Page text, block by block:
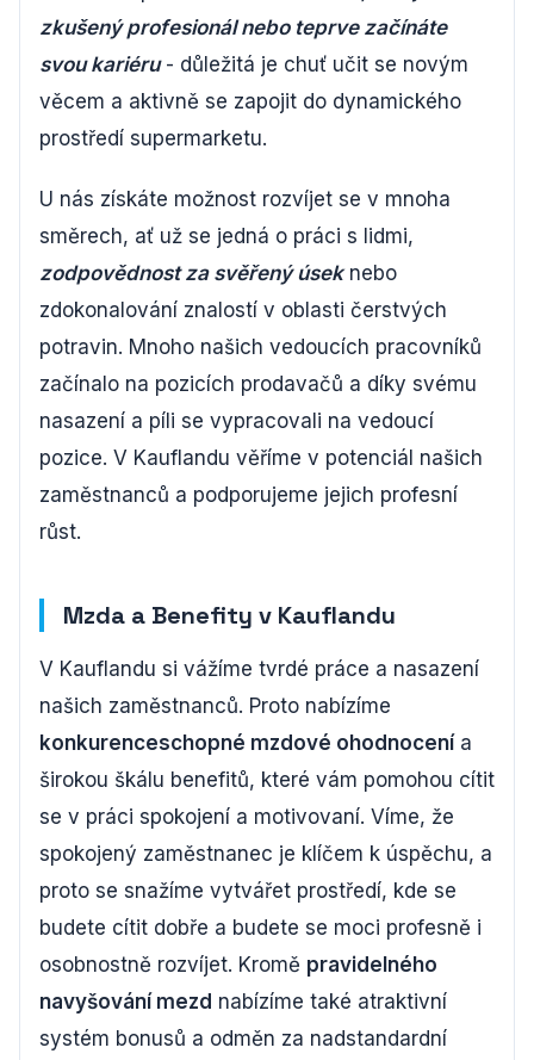
zkušený profesionál nebo teprve začínáte
svou kariéru- důležitá je chuť učit se novým
věcem a aktivně se zapojit do dynamického
prostředí supermarketu.
U nás získáte možnost rozvíjet se v mnoha
směrech, ať už se jedná o práci s lidmi,
zodpovědnost za svěřený úseknebo
zdokonalování znalostí v oblasti čerstvých
potravin. Mnoho našich vedoucích pracovníků
začínalo na pozicích prodavačů a díky svému
nasazení a píli se vypracovali na vedoucí
pozice. V Kauflandu věříme v potenciál našich
zaměstnanců a podporujeme jejich profesní
růst.
Mzda a Benefity v Kauflandu
V Kauflandu si vážíme tvrdé práce a nasazení
našich zaměstnanců. Proto nabízíme
konkurenceschopné mzdové ohodnocení a
širokou škálu benefitů, které vám pomohou cítit
se v práci spokojení a motivovaní. Víme, že
spokojený zaměstnanec je klíčem k úspěchu, a
proto se snažíme vytvářet prostředí, kde se
budete cítit dobře a budete se moci profesně i
osobnostně rozvíjet. Kromě pravidelného
navyšování mezd nabízíme také atraktivní
systém bonusů a odměn za nadstandardní